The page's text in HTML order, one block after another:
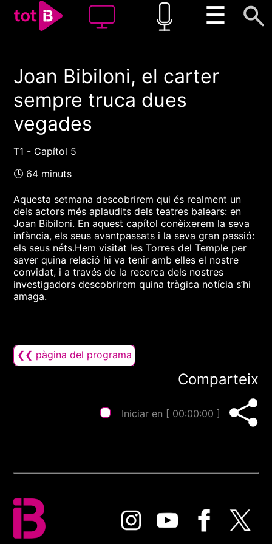
☰
00:00 00:00
1x
Joan Bibiloni, el carter
sempre truca dues
vegades
T1 - Capítol 5
🕓 64 minuts
Aquesta setmana descobrirem qui és realment un
dels actors més aplaudits dels teatres balears: en
Joan Bibiloni. En aquest capítol conèixerem la seva
infància, els seus avantpassats i la seva gran passió:
els seus néts.Hem visitat les Torres del Temple per
saver quina relació hi va tenir amb elles el nostre
convidat, i a través de la recerca dels nostres
investigadors descobrirem quina tràgica notícia s’hi
amaga.
❮❮ pàgina del programa
Comparteix
Iniciar en [ 00:00:00 ]